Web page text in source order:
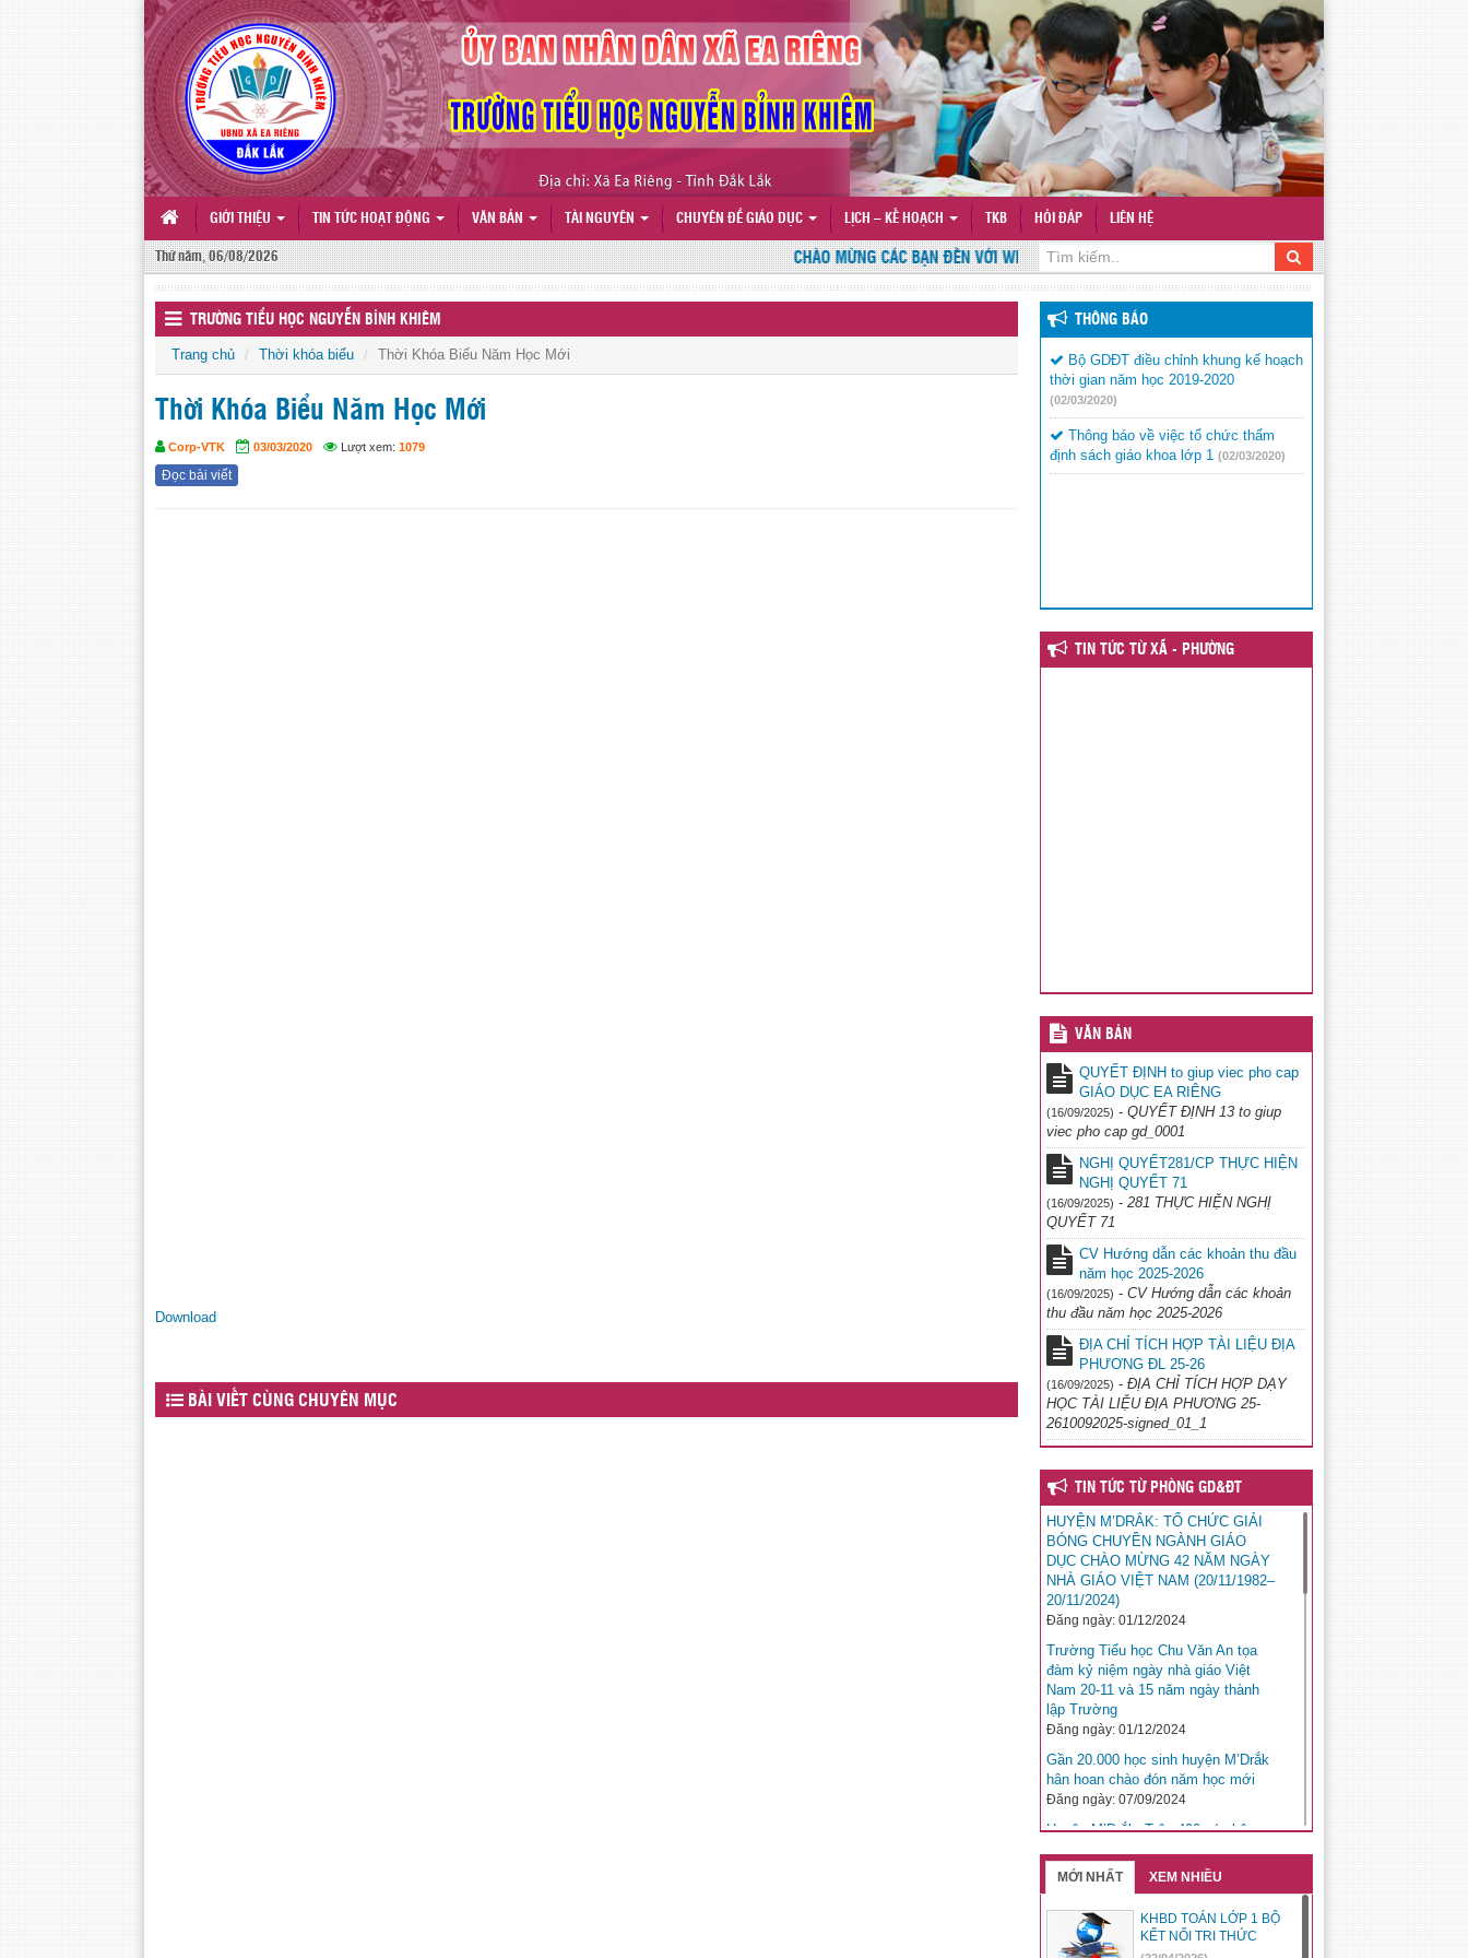
GIỚI THIỆU TIN TỨC HOẠT ĐỘNG VĂN BẢN TÀI NGUYÊN CHUYÊN ĐỀ GIÁO DỤC LỊCH – KẾ HOẠCH TKB HỎI ĐÁP LIÊN HỆ
Thứ năm, 06/08/2026 CHÀO MỪNG CÁC BẠN ĐẾN VỚI WEBSITE TRƯỜNG
TRƯỜNG TIỂU HỌC NGUYỄN BỈNH KHIÊM
Trang chủ Thời khóa biểu Thời Khóa Biểu Năm Học Mới
Thời Khóa Biểu Năm Học Mới
Corp-VTK 03/03/2020 Lượt xem: 1079
Đọc bài viết
Download
BÀI VIẾT CÙNG CHUYÊN MỤC
THÔNG BÁO
Bộ GDĐT điều chỉnh khung kế hoạch
thời gian năm học 2019-2020
(02/03/2020)
Thông báo về việc tổ chức thẩm
định sách giáo khoa lớp 1 (02/03/2020)
TIN TỨC TỪ XÃ - PHƯỜNG
VĂN BẢN
QUYẾT ĐỊNH to giup viec pho cap
GIÁO DỤC EA RIÊNG
(16/09/2025) - QUYẾT ĐỊNH 13 to giup
viec pho cap gd_0001
NGHỊ QUYẾT281/CP THỰC HIỆN
NGHỊ QUYẾT 71
(16/09/2025) - 281 THỰC HIỆN NGHỊ
QUYẾT 71
CV Hướng dẫn các khoản thu đầu
năm học 2025-2026
(16/09/2025) - CV Hướng dẫn các khoản
thu đầu năm học 2025-2026
ĐỊA CHỈ TÍCH HỢP TÀI LIỆU ĐỊA
PHƯƠNG ĐL 25-26
(16/09/2025) - ĐỊA CHỈ TÍCH HỢP DẠY
HỌC TÀI LIỆU ĐỊA PHƯƠNG 25-
2610092025-signed_01_1
TIN TỨC TỪ PHÒNG GD&ĐT
HUYỆN M’DRẮK: TỔ CHỨC GIẢI
BÓNG CHUYỀN NGÀNH GIÁO
DỤC CHÀO MỪNG 42 NĂM NGÀY
NHÀ GIÁO VIỆT NAM (20/11/1982–
20/11/2024)
Đăng ngày: 01/12/2024
Trường Tiểu học Chu Văn An tọa
đàm kỷ niệm ngày nhà giáo Việt
Nam 20-11 và 15 năm ngày thành
lập Trường
Đăng ngày: 01/12/2024
Gần 20.000 học sinh huyện M’Drắk
hân hoan chào đón năm học mới
Đăng ngày: 07/09/2024
Huyện M’Drắk: Trên 400 cán bộ,
thưởng có thành tích trong năm học
Đăng ngày: 07/09/2024
Huyện M’Drắk Tổ chức hội thi An
MỚI NHẤT XEM NHIỀU
KHBD TOÁN LỚP 1 BỘ
KẾT NỐI TRI THỨC